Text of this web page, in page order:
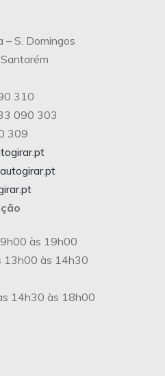
– S. Domingos
310
090 303
309
9h00 às 19h00
13h00 às 14h30
14h30 às 18h00